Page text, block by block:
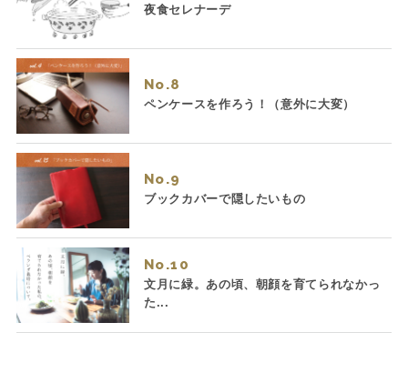
夜食セレナーデ
No.
ペンケースを作ろう！（意外に大変）
No.
ブックカバーで隠したいもの
No.
文月に緑。あの頃、朝顔を育てられなかっ
た...